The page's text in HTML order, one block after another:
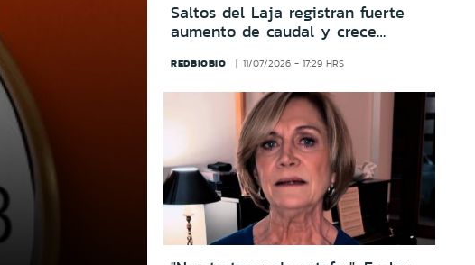
Saltos del Laja registran fuerte
aumento de caudal y crece
desborde
REDBIOBIO 11/07/2026 - 17:29 HRS